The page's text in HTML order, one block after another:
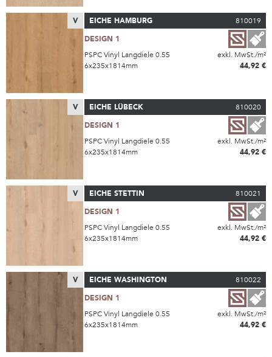
V EICHE HAMBURG
810019
DESIGN 1
PSPC Vinyl Langdiele 0.55
exkl. MwSt./m²
6x235x1814mm
44,92 €
V EICHE LÜBECK
810020
DESIGN 1
PSPC Vinyl Langdiele 0.55
exkl. MwSt./m²
6x235x1814mm
44,92 €
V EICHE STETTIN
810021
DESIGN 1
PSPC Vinyl Langdiele 0.55
exkl. MwSt./m²
6x235x1814mm
44,92 €
V EICHE WASHINGTON
810022
DESIGN 1
PSPC Vinyl Langdiele 0.55
exkl. MwSt./m²
6x235x1814mm
44,92 €